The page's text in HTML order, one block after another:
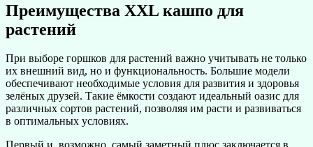
Преимущества XXL кашпо для
растений
При выборе горшков для растений важно учитывать не только
их внешний вид, но и функциональность. Большие модели
обеспечивают необходимые условия для развития и здоровья
зелёных друзей. Такие ёмкости создают идеальный оазис для
различных сортов растений, позволяя им расти и развиваться
в оптимальных условиях.